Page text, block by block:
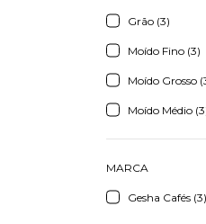
Grão (3)
Moído Fino (3)
Moído Grosso
Moído Médio
MARCA
Gesha Cafés (3)